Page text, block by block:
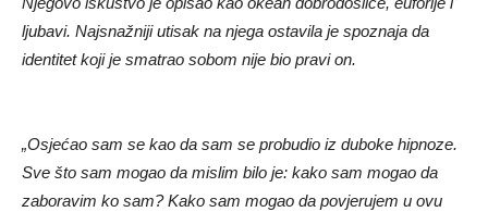
ljubavi. Najsnažniji utisak na njega ostavila je spoznaja da
identitet koji je smatrao sobom nije bio pravi on.
„Osjećao sam se kao da sam se probudio iz duboke hipnoze.
Sve što sam mogao da mislim bilo je: kako sam mogao da
zaboravim ko sam? Kako sam mogao da povjerujem u ovu